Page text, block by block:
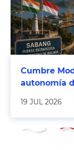
Cumbre
autonomía
19 JUL 2026